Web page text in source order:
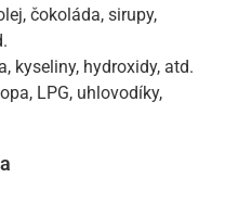
čokoláda, sirupy,
kyseliny, hydroxidy, atd.
LPG, uhlovodíky,